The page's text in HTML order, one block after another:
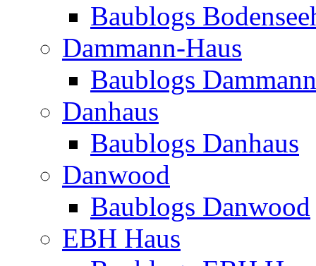
Baublogs
Dammann-Haus
Baublogs
Danhaus
Baublogs Danhaus
Danwood
Baublogs Danwood
EBH Haus